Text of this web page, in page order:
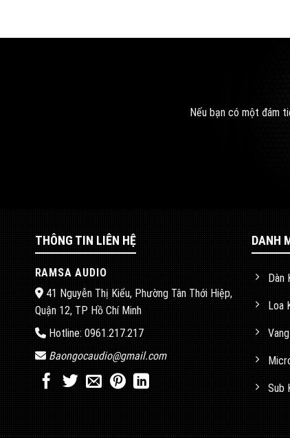
Nếu bạn có một đám
THÔNG TIN LIÊN HỆ
RAMSA AUDIO
41 Nguyễn Thị Kiểu, Phường Tân Thới Hiệp,
Quận 12, TP Hồ Chí Minh
Hotline: 0961.217.217
Baongocaudio@gmail.com
DANH
Dàn
Loa
Sub